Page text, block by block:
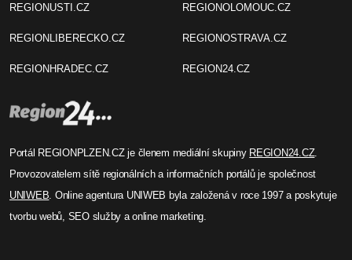
REGIONUSTI.CZ
REGIONLIBERECKO.CZ
REGIONHRADEC.CZ
REGIONOLOMOUC.CZ
REGIONOSTRAVA.CZ
REGION24.CZ
Portál REGIONPLZEN.CZ je členem mediální skupiny REGION24.CZ.
Provozovatelem sítě regionálních a informačních portálů je společnost
UNIWEB. Online agentura UNIWEB byla založená v roce 1997 a poskytuje
tvorbu webů, SEO služby a online marketing.